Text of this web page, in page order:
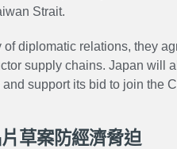
Strait.
diplomatic relations, they
supply chains. Japan will
support its bid to join the
草案防經濟脅迫